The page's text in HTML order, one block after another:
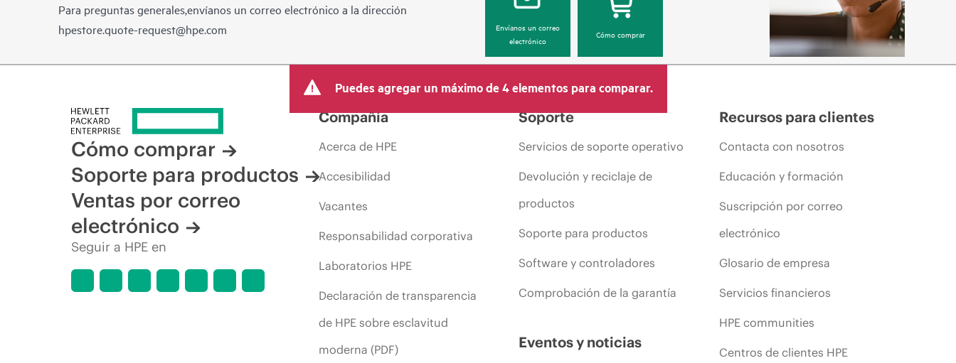
Para preguntas generales,envíanos un correo electrónico a la dirección
hpestore.quote-request@hpe.com
Envíanos un correo
electrónico
Cómo comprar
Puedes agregar un máximo de 4 elementos para comparar.
Cómo comprar
Soporte para productos
Ventas por correo
electrónico
Seguir a HPE en
Compañía
Acerca de HPE
Accesibilidad
Vacantes
Responsabilidad corporativa
Laboratorios HPE
Declaración de transparencia
de HPE sobre esclavitud
moderna (PDF)
Soporte
Servicios de soporte operativo
Devolución y reciclaje de
productos
Soporte para productos
Software y controladores
Comprobación de la garantía
Eventos y noticias
Recursos para clientes
Contacta con nosotros
Educación y formación
Suscripción por correo
electrónico
Glosario de empresa
Servicios financieros
HPE communities
Centros de clientes HPE